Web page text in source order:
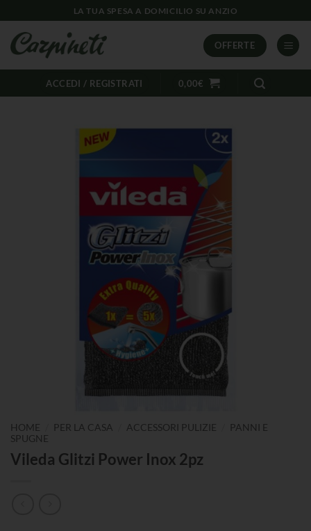
LA TUA SPESA A DOMICILIO SU ANZIO
OFFERTE
ACCEDI / REGISTRATI 0,00€
HOME PER LA CASA ACCESSORI PULIZIE
PANNI E
SPUGNE
Vileda Glitzi Power Inox 2pz